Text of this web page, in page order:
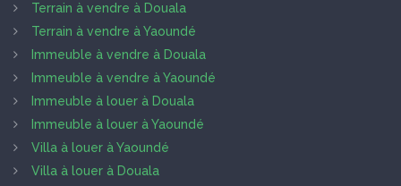
Terrain à vendre à Douala
Terrain à vendre à Yaoundé
Immeuble à vendre à Douala
Immeuble à vendre à Yaoundé
Immeuble à louer à Douala
Immeuble à louer à Yaoundé
Villa à louer à Yaoundé
Villa à louer à Douala